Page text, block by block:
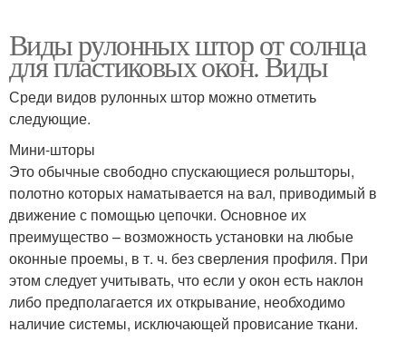
Виды рулонных штор от солнца
для пластиковых окон. Виды
Среди видов рулонных штор можно отметить
следующие.
Мини-шторы
Это обычные свободно спускающиеся рольшторы,
полотно которых наматывается на вал, приводимый в
движение с помощью цепочки. Основное их
преимущество – возможность установки на любые
оконные проемы, в т. ч. без сверления профиля. При
этом следует учитывать, что если у окон есть наклон
либо предполагается их открывание, необходимо
наличие системы, исключающей провисание ткани.